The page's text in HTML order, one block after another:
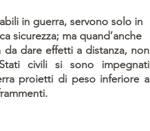
in guerra, servono solo in
sicurezza; ma quand’anche
da dare effetti a distanza, non
civili si sono impegnati
proietti di peso inferiore a